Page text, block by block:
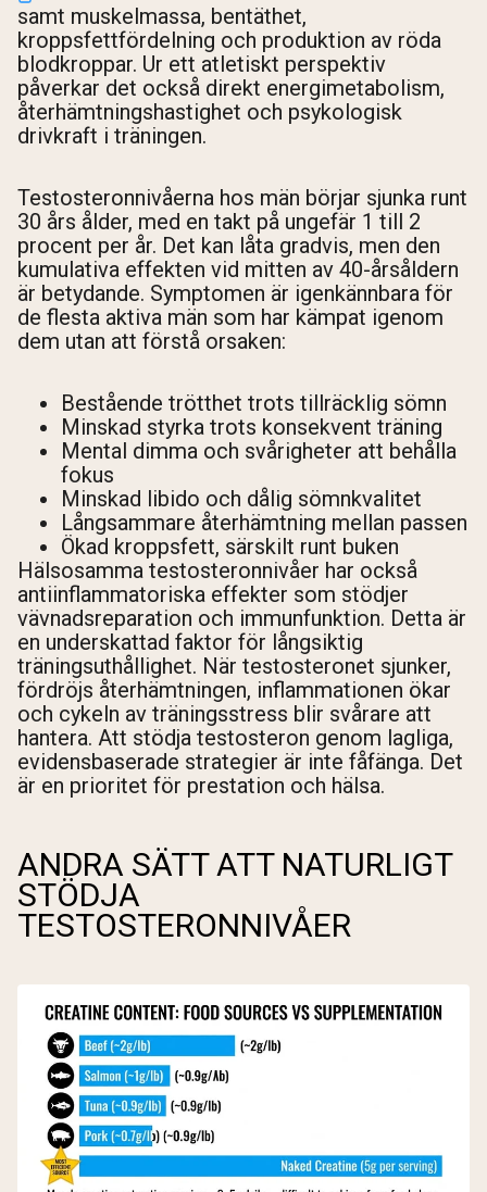
samt muskelmassa, bentäthet,
kroppsfettfördelning och produktion av röda
blodkroppar. Ur ett atletiskt perspektiv
påverkar det också direkt energimetabolism,
återhämtningshastighet och psykologisk
drivkraft i träningen.
Testosteronnivåerna hos män börjar sjunka runt
30 års ålder, med en takt på ungefär 1 till 2
procent per år. Det kan låta gradvis, men den
kumulativa effekten vid mitten av 40-årsåldern
är betydande. Symptomen är igenkännbara för
de flesta aktiva män som har kämpat igenom
dem utan att förstå orsaken:
Bestående trötthet trots tillräcklig sömn
Minskad styrka trots konsekvent träning
Mental dimma och svårigheter att behålla
fokus
Minskad libido och dålig sömnkvalitet
Långsammare återhämtning mellan passen
Ökad kroppsfett, särskilt runt buken
Hälsosamma testosteronnivåer har också
antiinflammatoriska effekter som stödjer
vävnadsreparation och immunfunktion. Detta är
en underskattad faktor för långsiktig
träningsuthållighet. När testosteronet sjunker,
fördröjs återhämtningen, inflammationen ökar
och cykeln av träningsstress blir svårare att
hantera. Att stödja testosteron genom lagliga,
evidensbaserade strategier är inte fåfänga. Det
är en prioritet för prestation och hälsa.
ANDRA SÄTT ATT NATURLIGT
STÖDJA
TESTOSTERONNIVÅER